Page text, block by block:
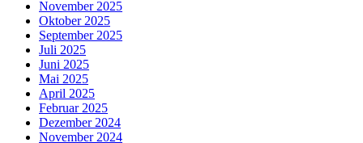
November 2025
Oktober 2025
September 2025
Juli 2025
Juni 2025
Mai 2025
April 2025
Februar 2025
Dezember 2024
November 2024